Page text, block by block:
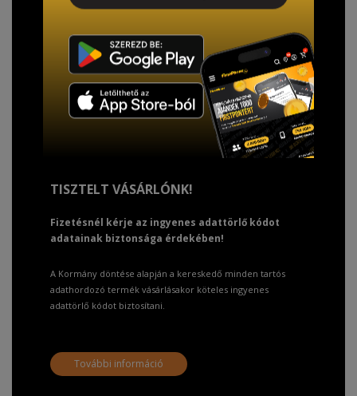
TISZTELT VÁSÁRLÓNK!
Fizetésnél kérje az ingyenes adattörlő kódot
adatainak biztonsága érdekében!
A Kormány döntése alapján a kereskedő minden tartós
adathordozó termék vásárlásakor köteles ingyenes
adattörlő kódot biztosítani.
További információ